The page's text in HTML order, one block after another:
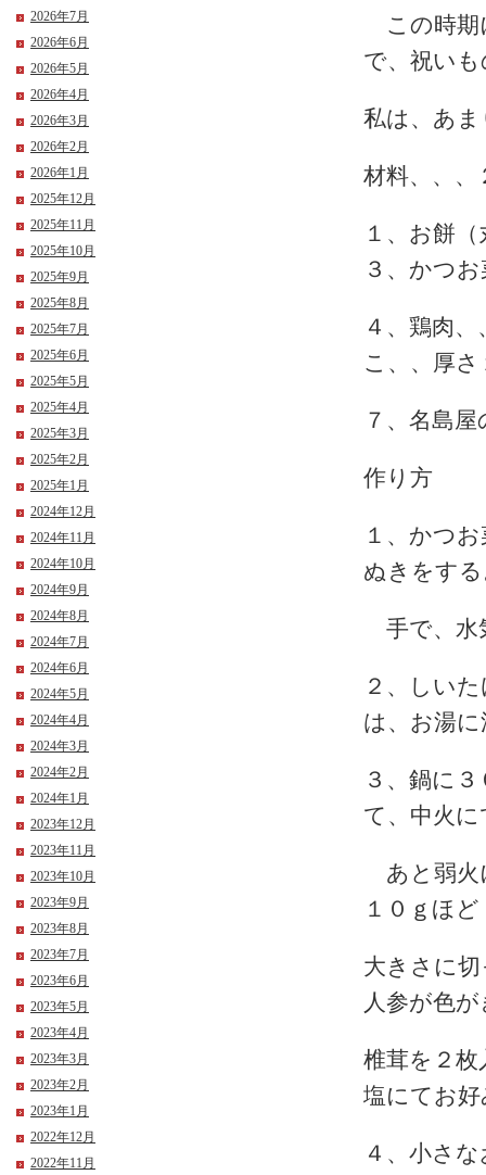
この時期
で、祝い
私は、あ
材料、、、
１、お餅
３、かつ
４、鶏肉
こ、、厚
７、名島
作り方
１、かつ
ぬきをす
手で、水
２、しい
は、お湯に
３、鍋に
て、中火
あと弱火
１０ｇほ
大きさに
人参が色
椎茸を２
塩にてお
４、小さ
2026年7月
2026年6月
2026年5月
2026年4月
2026年3月
2026年2月
2026年1月
2025年12月
2025年11月
2025年10月
2025年9月
2025年8月
2025年7月
2025年6月
2025年5月
2025年4月
2025年3月
2025年2月
2025年1月
2024年12月
2024年11月
2024年10月
2024年9月
2024年8月
2024年7月
2024年6月
2024年5月
2024年4月
2024年3月
2024年2月
2024年1月
2023年12月
2023年11月
2023年10月
2023年9月
2023年8月
2023年7月
2023年6月
2023年5月
2023年4月
2023年3月
2023年2月
2023年1月
2022年12月
2022年11月